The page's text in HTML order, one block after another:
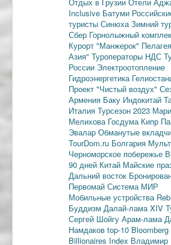
Inclusive Батуми
туристы СинюхаЗимний
Сбер Горнолыжный
Курорт "Манжерок" Пелагея
Азия" Туроператоры НДС
России Электроотопление
Гидроэнергетика
Проект "Чистый воздух"
Армения Баку Индокитай
Италия Турсезон 2023
Мелихова Госдума Кипр
Эвалар Обманутые
TourDom.ru Болгария
Черноморское побережье
90 дней Китай Майские
Дальний восток
Первомай Система МИР
Мобильные устройства
Буддизм Далай-лама XIV
Сергей Шойгу Арам-лама
Намдаков top-10 Bloomberg
Billionaires Index Владимир